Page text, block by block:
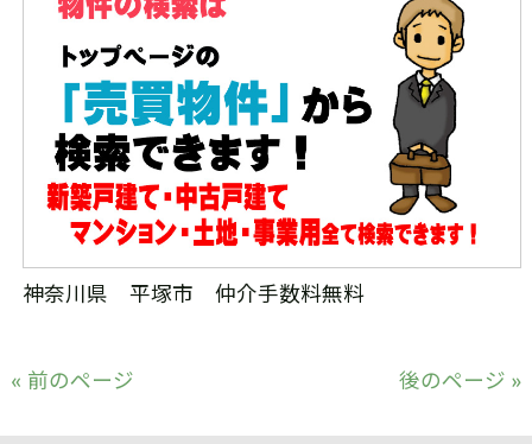
神奈川県 平塚市 仲介手数料無料
« 前のページ 後のページ »